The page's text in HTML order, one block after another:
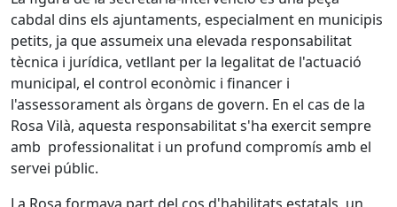
cabdal dins els ajuntaments, especialment en municipis
petits, ja que assumeix una elevada responsabilitat
tècnica i jurídica, vetllant per la legalitat de l'actuació
municipal, el control econòmic i financer i
l'assessorament als òrgans de govern. En el cas de la
Rosa Vilà, aquesta responsabilitat s'ha exercit sempre
amb professionalitat i un profund compromís amb el
servei públic.